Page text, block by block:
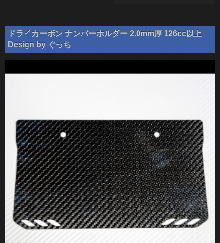
ドライカーボン ナンバーホルダー 2.0mm厚 126cc以上
Design by ぐっち